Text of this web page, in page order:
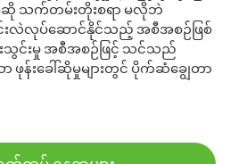
သက်တမ်းတိုးစရာ မလိုဘဲ
းလဲလုပ်ဆောင်နိုင်သည့် အစီအစဉ်ဖြစ်
သွင်းမှု အစီအစဉ်ဖြင့် သင်သည်
ဖုန်းခေါ်ဆိုမှုများတွင် ပိုက်ဆံချွေတာ